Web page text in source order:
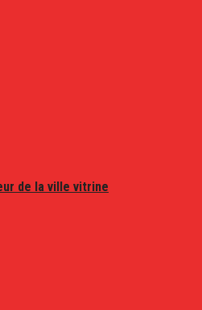
de la ville vitrine